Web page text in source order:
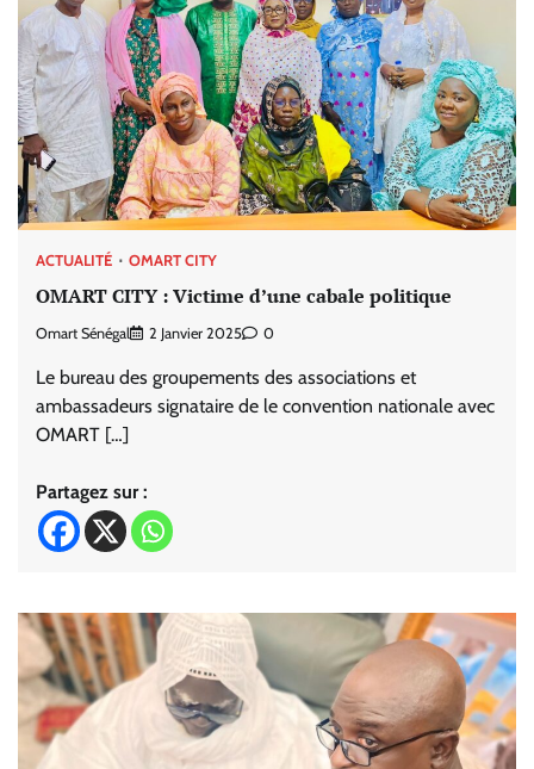
ACTUALITÉ OMART CITY
OMART CITY : Victime d’une cabale politique
Omart Sénégal 2 Janvier 2025 0
Le bureau des groupements des associations et
ambassadeurs signataire de le convention nationale avec
OMART […]
Partagez sur :